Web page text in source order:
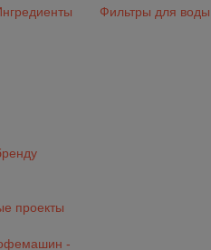
Фильтры для воды
проекты
-